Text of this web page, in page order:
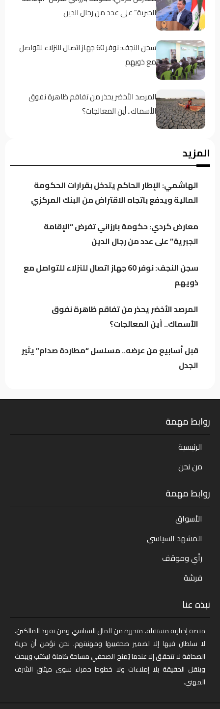
الجبرية” على عدد من رجال الدين
سجن النجف: نوفر 60 جهاز اتصال للنزلاء للتواصل
مع ذويهم
المرصد الأخضر يحذر من تفاقم ظاهرة نفوق
الأسماك.. أين المعالجات؟
قبل أسابيع من عرضه.. مسلسل “مطاردة صدام”
يثير الجدل
على ذمة العربية: تقارير استخباراتية تتحدث عن
السعودية!
لحماية استقرار العراق وليس موجهاً ضد أي
طرف
المزيد
الهاشمي: الإطار الحاكم يتدخل بقرارات الحكومة
المالية ويدفع باتجاه الاقتراض من البنك المركزي
معارض كردي: حكومة بارزاني تفرض “الإقامة
الجبرية” على عدد من رجال الدين
سجن النجف: نوفر 60 جهاز اتصال للنزلاء للتواصل مع
ذويهم
المرصد الأخضر يحذر من تفاقم ظاهرة نفوق
الأسماك.. أين المعالجات؟
قبل أسابيع من عرضه.. مسلسل “مطاردة صدام” يثير
الجدل
روابط مهمة
الرئيسية
من نحن
روابط مهمة
الأسواق
المشهد السياسي
رأي وموقف
فرشة
نبذه عنا
منصة إخبارية مستقلة، متحررة من المال السياسي ومن نفوذ المالكين،
لا سلطان فيها إلا لضمير صحفييها ومهنيتهم. نحن نؤمن أن حرية
الصحافة لا تتحقق إلا عندما يُمنح الصحفي مساحة كاملة ليكتب ويبحث
وينقل الحقيقة بلا إملاءات ولا خطوط حمراء سوى ميثاق الشرف
المهني.